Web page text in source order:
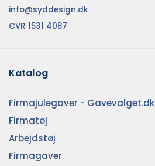
info@syddesign.dk
CVR 1531 4087
Katalog
Firmajulegaver - Gavevalget.dk
Firmatøj
Arbejdstøj
Firmagaver